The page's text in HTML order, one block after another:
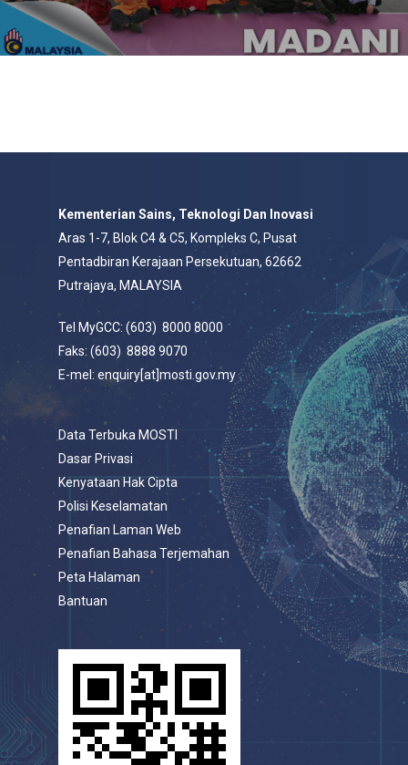
Kementerian Sains, Teknologi Dan Inovasi
Aras 1-7, Blok C4 & C5, Kompleks C, Pusat
Pentadbiran Kerajaan Persekutuan, 62662
Putrajaya, MALAYSIA
Tel MyGCC: (603) 8000 8000
Faks: (603) 8888 9070
E-mel: enquiry[at]mosti.gov.my
Data Terbuka MOSTI
Dasar Privasi
Kenyataan Hak Cipta
Polisi Keselamatan
Penafian Laman Web
Penafian Bahasa Terjemahan
Peta Halaman
Bantuan